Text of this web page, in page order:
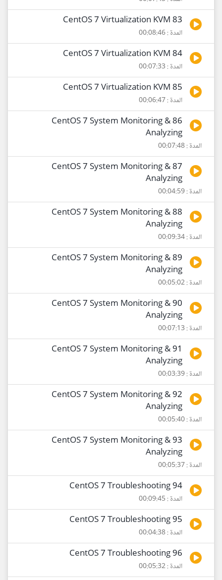
83 CentOS 7 Virtualization KVM
المدة : 00:08:46
84 CentOS 7 Virtualization KVM
المدة : 00:07:33
85 CentOS 7 Virtualization KVM
المدة : 00:06:47
86 CentOS 7 System Monitoring &
Analyzing
المدة : 00:07:48
87 CentOS 7 System Monitoring &
Analyzing
المدة : 00:04:59
88 CentOS 7 System Monitoring &
Analyzing
المدة : 00:09:34
89 CentOS 7 System Monitoring &
Analyzing
المدة : 00:05:02
90 CentOS 7 System Monitoring &
Analyzing
المدة : 00:07:13
91 CentOS 7 System Monitoring &
Analyzing
المدة : 00:03:39
92 CentOS 7 System Monitoring &
Analyzing
المدة : 00:05:40
93 CentOS 7 System Monitoring &
Analyzing
المدة : 00:05:37
94 CentOS 7 Troubleshooting
المدة : 00:09:45
95 CentOS 7 Troubleshooting
المدة : 00:04:38
96 CentOS 7 Troubleshooting
المدة : 00:05:32